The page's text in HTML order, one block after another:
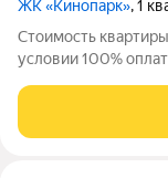
ЖК «Кинопарк», 1
Стоимость
условии 100%
(Росстройинвест).
Очередь 1, Корпус 1